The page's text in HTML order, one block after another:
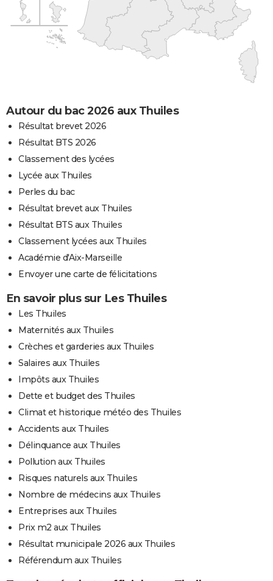
Autour du bac 2026 aux Thuiles
Résultat brevet 2026
Résultat BTS 2026
Classement des lycées
Lycée aux Thuiles
Perles du bac
Résultat brevet aux Thuiles
Résultat BTS aux Thuiles
Classement lycées aux Thuiles
Académie d'Aix-Marseille
Envoyer une carte de félicitations
En savoir plus sur Les Thuiles
Les Thuiles
Maternités aux Thuiles
Crèches et garderies aux Thuiles
Salaires aux Thuiles
Impôts aux Thuiles
Dette et budget des Thuiles
Climat et historique météo des Thuiles
Accidents aux Thuiles
Délinquance aux Thuiles
Pollution aux Thuiles
Risques naturels aux Thuiles
Nombre de médecins aux Thuiles
Entreprises aux Thuiles
Prix m2 aux Thuiles
Résultat municipale 2026 aux Thuiles
Référendum aux Thuiles